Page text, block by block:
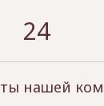
24
нашей